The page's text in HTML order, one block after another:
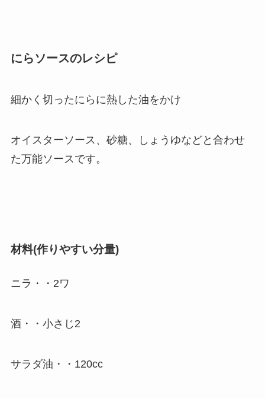
にらソースのレシピ
細かく切ったにらに熱した油をかけ
オイスターソース、砂糖、しょうゆなどと合わせ
た万能ソースです。
材料(作りやすい分量)
ニラ・・2ワ
酒・・小さじ2
サラダ油・・120cc